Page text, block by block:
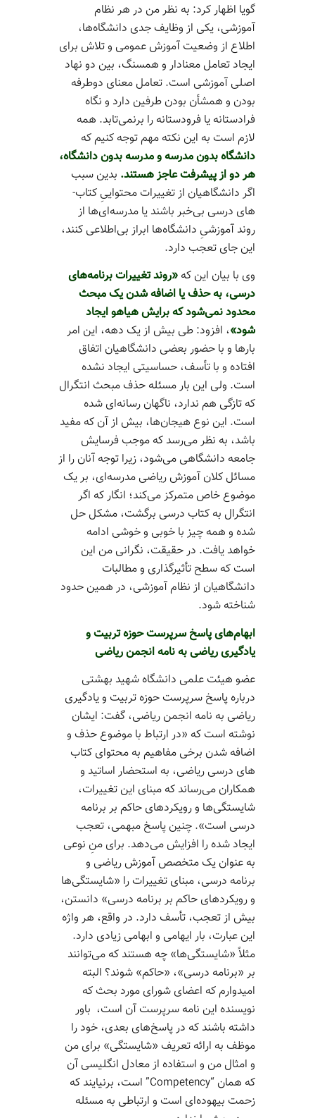
گویا اظهار کرد: به نظر من در هر نظام
آموزشی، یکی از وظایف جدی دانشگاه‌­ها،
اطلاع از وضعیت آموزش عمومی و تلاش برای
ایجاد تعامل معنادار و هم­سنگ، بین دو نهاد
اصلی آموزشی است. تعامل معنای دوطرفه
بودن و هم­شأن بودن طرفین دارد و نگاه
فرادستانه یا فرودستانه را برنمی‌­تابد. همه
لازم است به این نکته مهم توجه کنیم که
دانشگاه بدون مدرسه و مدرسه بدون دانشگاه،
هر دو از پیشرفت عاجز هستند. بدین سبب
اگر دانشگاهیان از تغییرات محتواییِ کتاب‌­
های درسی بی­‌خبر باشند یا مدرسه‌­ای‌­ها از
روند آموزشیِ دانشگاه‌­ها ابراز بی­‌اطلاعی کنند،
این جای تعجب دارد.
وی با بیان این که «روند تغییرات برنامه­‌های
درسی، به حذف یا اضافه شدن یک مبحث
محدود نمی‌­شود که برایش هیاهو ایجاد
شود»، افزود: طی بیش از یک دهه، این امر
بارها و با حضور بعضی دانشگاهیان اتفاق
افتاده و با تأسف، حساسیتی ایجاد نشده
است. ولی این بار مسئله حذف مبحث انتگرال
که تازگی هم ندارد، ناگهان رسانه‌­ای شده
است. این نوع هیجان­‌ها، بیش از آن که مفید
باشد، به نظر می­‌رسد که موجب فرسایش
جامعه دانشگاهی می­‌شود، زیرا توجه آنان را از
مسائل کلان آموزش ریاضی مدرسه­‌ای، بر یک
موضوع خاص متمرکز می‌­کند؛ انگار که اگر
انتگرال به کتاب درسی برگشت، مشکل حل
شده و همه چیز با خوبی و خوشی ادامه
خواهد یافت. در حقیقت، نگرانی من این
است که سطح تأثیرگذاری و مطالبات
دانشگاهیان از نظام آموزشی، در همین حدود
شناخته شود.
ابهام‌های پاسخ سرپرست حوزه تربیت و
یادگیری ریاضی به نامه انجمن ریاضی
عضو هیئت علمی دانشگاه شهید بهشتی
درباره پاسخ سرپرست حوزه تربیت و یادگیری
ریاضی به نامه انجمن ریاضی، گفت: ایشان
نوشته است که «در ارتباط با موضوع حذف و
اضافه شدن برخی مفاهیم به محتوای کتاب­‌
های درسی ریاضی، به استحضار اساتید و
همکاران می‌­رساند که مبنای این تغییرات،
شایستگی‌­ها و رویکردهای حاکم بر برنامه
درسی است». چنین پاسخ مبهمی، تعجب
ایجاد شده را افزایش می‌­دهد. برای منِ نوعی
به عنوان یک متخصص آموزش ریاضی و
برنامه درسی، مبنای تغییرات را «شایستگی‌­ها
و رویکردهای حاکم بر برنامه درسی» دانستن،
بیش از تعجب، تأسف دارد. در واقع، هر واژه
این عبارت، بار ایهامی و ابهامی زیادی دارد.
مثلاً «شایستگی‌­ها» چه هستند که می­‌توانند
بر «برنامه درسی»، «حاکم» شوند؟ البته
امیدوارم که اعضای شورای مورد بحث که
نویسنده این نامه سرپرست آن است، باور
داشته باشند که در پاسخ‌­های بعدی، خود را
موظف به ارائه تعریف «شایستگی» برای من
و امثال من و استفاده از معادل انگلیسی آن
که همان “Competency” است، برنیایند که
زحمت بیهوده‌­ای است و ارتباطی به مسئله